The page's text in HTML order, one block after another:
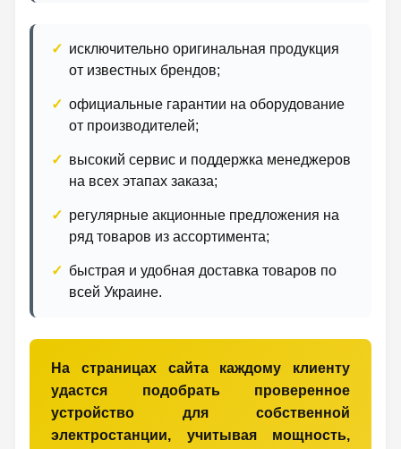
исключительно оригинальная продукция
от известных брендов;
официальные гарантии на оборудование
от производителей;
высокий сервис и поддержка менеджеров
на всех этапах заказа;
регулярные акционные предложения на
ряд товаров из ассортимента;
быстрая и удобная доставка товаров по
всей Украине.
На страницах сайта каждому клиенту
удастся подобрать проверенное
устройство для собственной
электростанции, учитывая мощность,